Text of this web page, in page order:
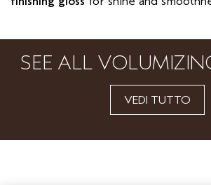
SEE ALL
VEDI TUTTO